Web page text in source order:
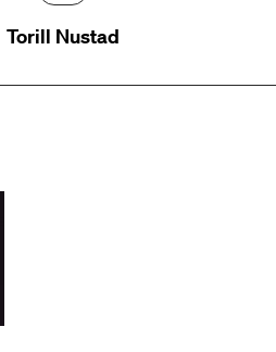
Torill Nustad